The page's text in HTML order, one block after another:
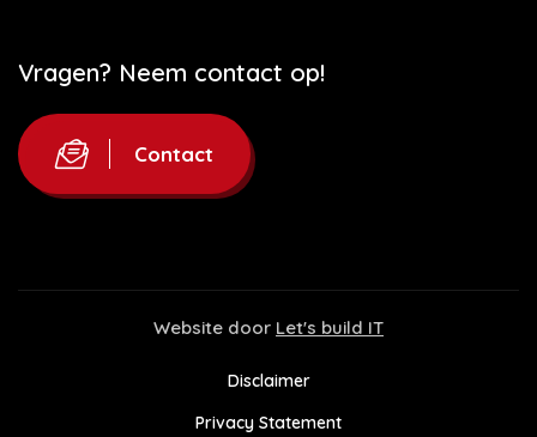
Vragen? Neem contact op!
Contact
Website door Let's build IT
Disclaimer
Privacy Statement